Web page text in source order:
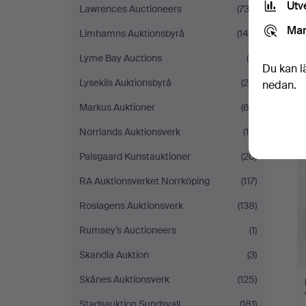
Lawrences Auctioneers
(732)
Limhamns Auktionsbyrå
(149)
Lyme Bay Auctions
(9)
Lysekils Auktionsbyrå
(28)
Markus Auktioner
(62)
Norrlands Auktionsverk
(16)
Palsgaard Kunstauktioner
(20)
RA Auktionsverket Norrköping
(117)
Roslagens Auktionsverk
(138)
Rumsey’s Auctioneers
(1)
Skandia Auktion
(3)
Skånes Auktionsverk
(125)
Du kan
nedan.